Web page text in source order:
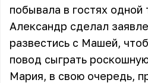
побывала в гостях
Александр сделал
развестись с Машей,
повод сыграть
Мария, в свою очередь,